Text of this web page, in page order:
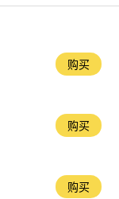
购买
购买
购买